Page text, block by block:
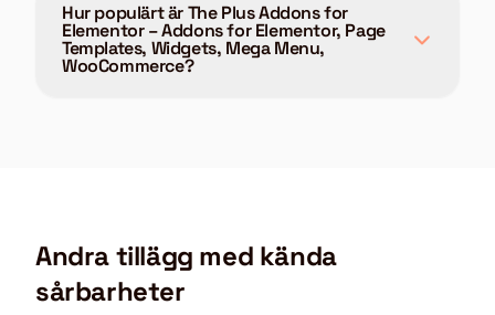
Hur populärt är The Plus Addons for
Elementor – Addons for Elementor, Page
Templates, Widgets, Mega Menu,
WooCommerce?
Andra tillägg med kända
sårbarheter